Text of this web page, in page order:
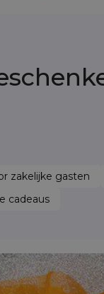
zakelijke gasten
cadeaus